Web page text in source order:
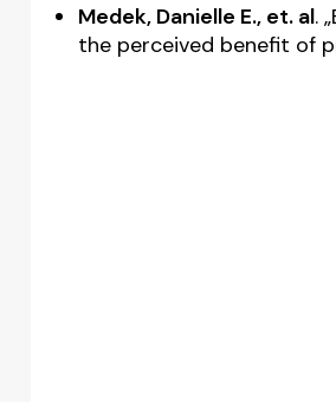
Medek, Danielle E., et. al.
the perceived benefit of